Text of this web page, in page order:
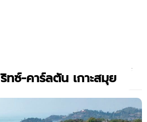
ทซ์-คาร์ลตัน เกาะสมุย